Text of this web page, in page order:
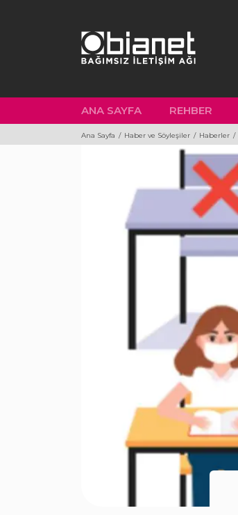
ANA SAYFA REHBER
Ana Sayfa Haber ve Söyleşiler Haberler